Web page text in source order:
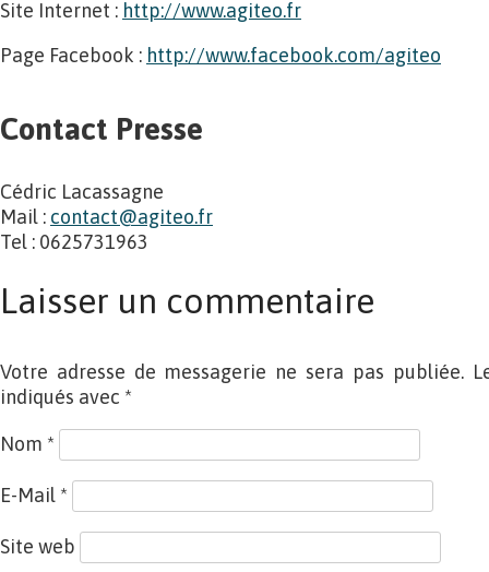
Site Internet : http://www.agiteo.fr
Page Facebook : http://www.facebook.com/agiteo
Contact Presse
Cédric Lacassagne
Mail : contact@agiteo.fr
Tel : 0625731963
Laisser un commentaire
Votre adresse de messagerie ne sera pas publiée.
indiqués avec *
Nom *
E-Mail *
Site web